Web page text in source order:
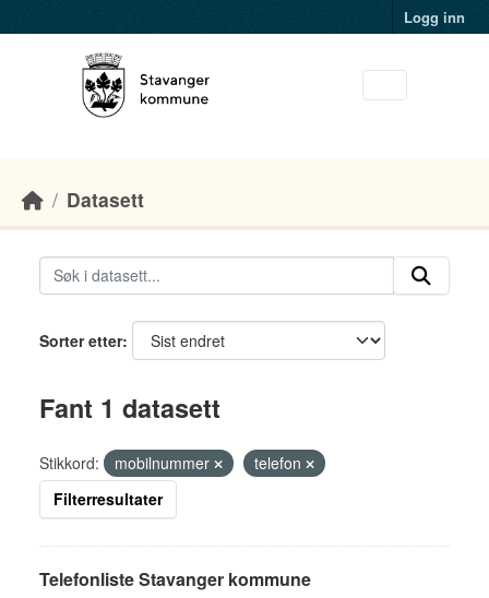
Logg inn
Datasett
Sorter etter
Fant 1 datasett
Stikkord: mobilnummer
telefon
Filterresultater
Telefonliste Stavanger kommune